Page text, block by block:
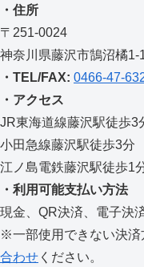
・住所
〒251-0024
神奈川県藤沢市鵠沼橘
・TEL/FAX: 0466-47-
・アクセス
JR東海道線藤沢駅徒歩3
小田急線藤沢駅徒歩3分
江ノ島電鉄藤沢駅徒歩1
・利用可能支払い方法
現金、QR決済、電子決
※一部使用できない決済
合わせ ください。